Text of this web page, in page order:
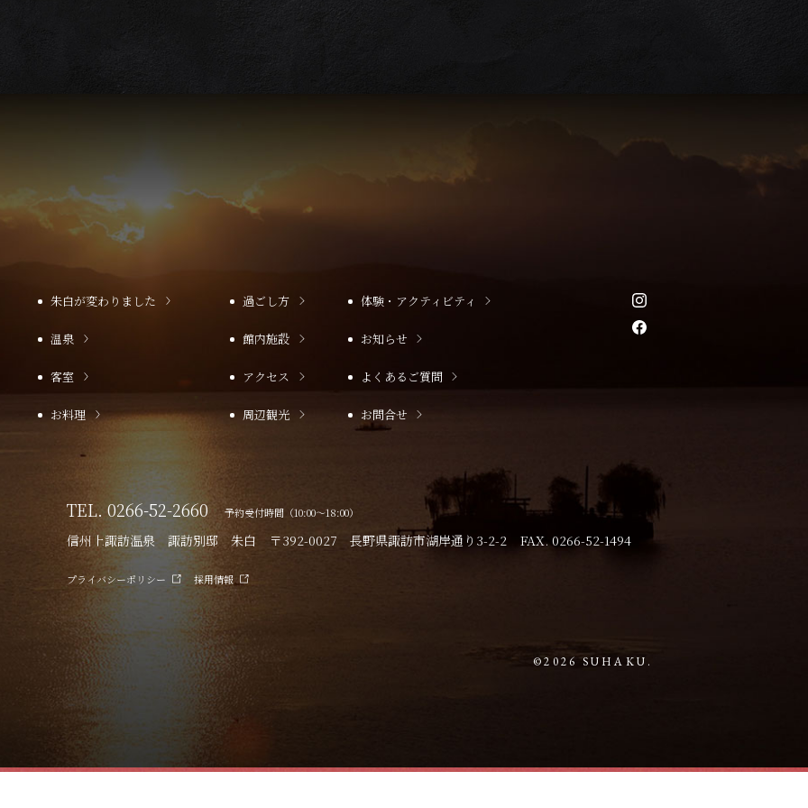
朱白が変わりました
温泉
客室
お料理
過ごし方
館内施設
アクセス
周辺観光
体験・アクティビティ
お知らせ
よくあるご質問
お問合せ
TEL.0266-52-2660 予約受付時間（10:00～18:00）
信州上諏訪温泉 諏訪別邸 朱白 〒392-0027 長野県諏訪市湖岸通り3-2-2 FAX. 0266-52-1494
プライバシーポリシー 採用情報
©2026 SUHAKU.